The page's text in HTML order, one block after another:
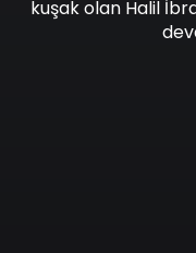
kuşak olan Halil